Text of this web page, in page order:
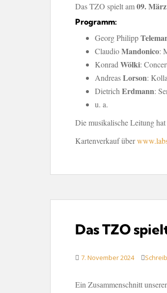
Das TZO spielt am09. März
Programm:
Georg Philipp
ClaudioMandonico:
Konrad Wölki:
AndreasLorson:
Dietrich Erdmann:
u. a.
Die musikalische Leitung hat
Kartenverkauf über
Das TZO
7. November 2024
Ein Zusammenschnitt